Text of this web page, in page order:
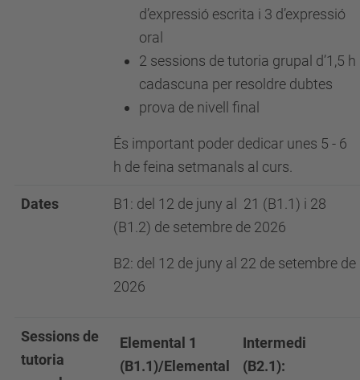
d’expressió escrita i 3 d’expressió
oral
2 sessions de tutoria grupal d’1,5 h
cadascuna per resoldre dubtes
prova de nivell final
És important poder dedicar unes 5 - 6
h de feina setmanals al curs.
Dates
B1: del 12 de juny al 21 (B1.1) i 28
(B1.2) de setembre de 2026
B2: del 12 de juny al 22 de setembre de
2026
Sessions de
tutoria
Elemental 1
(B1.1)/Elemental
Intermedi
(B2.1):